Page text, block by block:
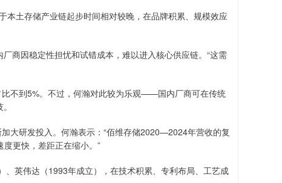
土存储产业链起步时间相对较晚，在品牌积累、规模效应
因稳定性担忧和试错成本，难以进入核心供应链。“这需
不到5%。不过，何瀚对此较为乐观——国内厂商可在传统
大研发投入。何瀚表示：“佰维存储2020—2024年营收的复
更快，差距正在缩小。”
英伟达（1993年成立），在技术积累、专利布局、工艺成